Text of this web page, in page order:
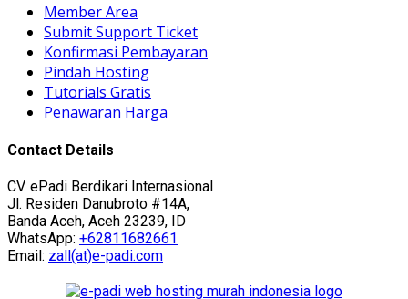
Member Area
Submit Support Ticket
Konfirmasi Pembayaran
Pindah Hosting
Tutorials Gratis
Penawaran Harga
Contact Details
CV. ePadi Berdikari Internasional
Jl. Residen Danubroto #14A,
Banda Aceh, Aceh 23239, ID
WhatsApp: +62811682661
Email: zall(at)e-padi.com